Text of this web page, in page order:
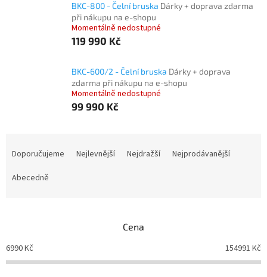
BKC-800 - Čelní bruska Dárky + doprava zdarma
při nákupu na e-shopu
Momentálně nedostupné
119 990 Kč
BKC-600/2 - Čelní bruska Dárky + doprava
zdarma při nákupu na e-shopu
Momentálně nedostupné
99 990 Kč
o
d
Doporučujeme Nejlevnější Nejdražší
Nejprodávanější
Abecedně
Cena
6990Kč 154991 Kč